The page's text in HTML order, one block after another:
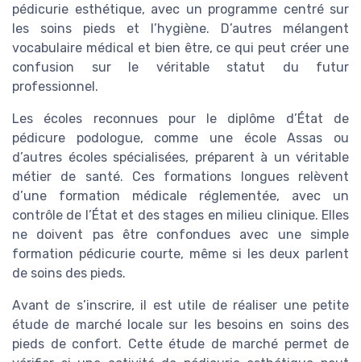
pédicurie esthétique, avec un programme centré sur
les soins pieds et l’hygiène. D’autres mélangent
vocabulaire médical et bien être, ce qui peut créer une
confusion sur le véritable statut du futur
professionnel.
Les écoles reconnues pour le diplôme d’État de
pédicure podologue, comme une école Assas ou
d’autres écoles spécialisées, préparent à un véritable
métier de santé. Ces formations longues relèvent
d’une formation médicale réglementée, avec un
contrôle de l’État et des stages en milieu clinique. Elles
ne doivent pas être confondues avec une simple
formation pédicurie courte, même si les deux parlent
de soins des pieds.
Avant de s’inscrire, il est utile de réaliser une petite
étude de marché locale sur les besoins en soins des
pieds de confort. Cette étude de marché permet de